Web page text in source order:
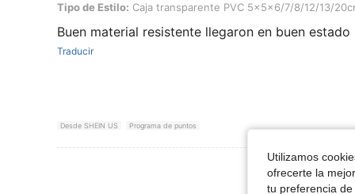
Tipo de Estilo: Caja transparente PVC 5x5x6/7/8/12/13/
Buen material resistente llegaron en buen estado
Traducir
Desde SHEIN US Programa de puntos
Ver Más
Utilizamos
ofrecerte la
tu preferencia